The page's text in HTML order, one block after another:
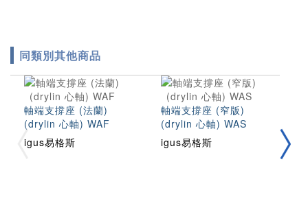
同類別其他商品
軸端支撐座 (法蘭)
(drylin 心軸) WAF
igus易格斯
軸端支撐座 (窄版)
(drylin 心軸) WAS
igus易格斯